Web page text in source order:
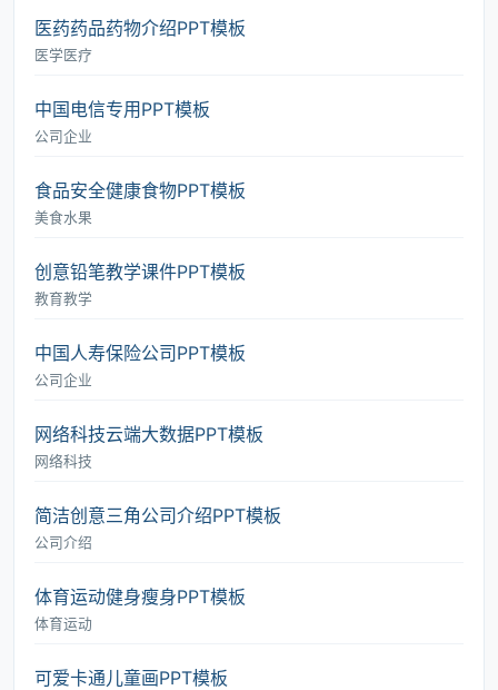
医药药品药物介绍PPT模板
医学医疗
中国电信专用PPT模板
公司企业
食品安全健康食物PPT模板
美食水果
创意铅笔教学课件PPT模板
教育教学
中国人寿保险公司PPT模板
公司企业
网络科技云端大数据PPT模板
网络科技
简洁创意三角公司介绍PPT模板
公司介绍
体育运动健身瘦身PPT模板
体育运动
可爱卡通儿童画PPT模板